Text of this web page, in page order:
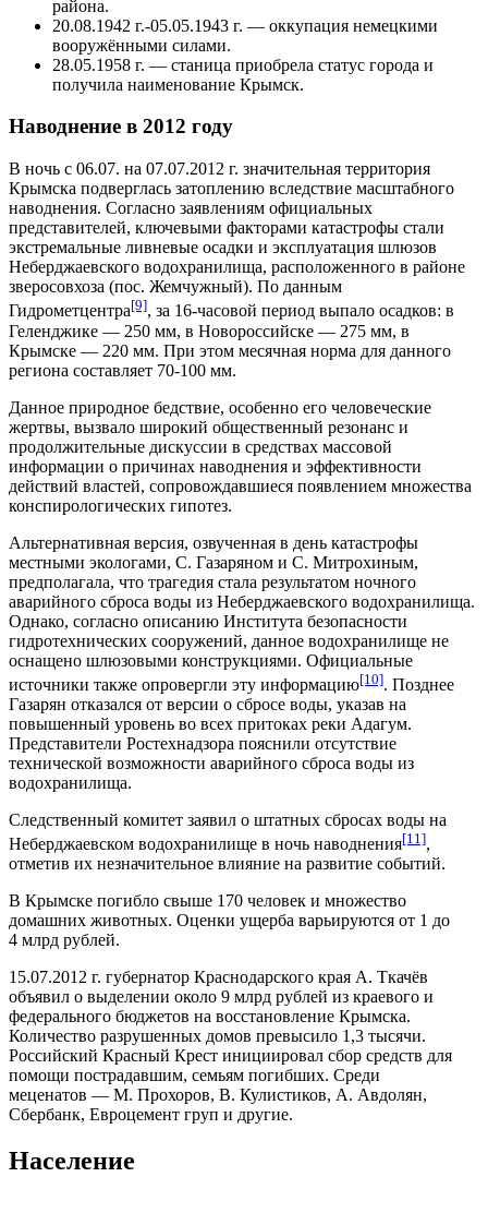
района.
20.08.1942 г.-05.05.1943 г. — оккупация немецкими
вооружёнными силами.
28.05.1958 г. — станица приобрела статус города и
получила наименование Крымск.
Наводнение в 2012 году
В ночь с 06.07. на 07.07.2012 г. значительная территория
Крымска подверглась затоплению вследствие масштабного
наводнения. Согласно заявлениям официальных
представителей, ключевыми факторами катастрофы стали
экстремальные ливневые осадки и эксплуатация шлюзов
Неберджаевского водохранилища, расположенного в районе
зверосовхоза (пос. Жемчужный). По данным
Гидрометцентра[9], за 16-часовой период выпало осадков: в
Геленджике — 250 мм, в Новороссийске — 275 мм, в
Крымске — 220 мм. При этом месячная норма для данного
региона составляет 70-100 мм.
Данное природное бедствие, особенно его человеческие
жертвы, вызвало широкий общественный резонанс и
продолжительные дискуссии в средствах массовой
информации о причинах наводнения и эффективности
действий властей, сопровождавшиеся появлением множества
конспирологических гипотез.
Альтернативная версия, озвученная в день катастрофы
местными экологами, С. Газаряном и С. Митрохиным,
предполагала, что трагедия стала результатом ночного
аварийного сброса воды из Неберджаевского водохранилища.
Однако, согласно описанию Института безопасности
гидротехнических сооружений, данное водохранилище не
оснащено шлюзовыми конструкциями. Официальные
источники также опровергли эту информацию[10]. Позднее
Газарян отказался от версии о сбросе воды, указав на
повышенный уровень во всех притоках реки Адагум.
Представители Ростехнадзора пояснили отсутствие
технической возможности аварийного сброса воды из
водохранилища.
Следственный комитет заявил о штатных сбросах воды на
Неберджаевском водохранилище в ночь наводнения[11],
отметив их незначительное влияние на развитие событий.
В Крымске погибло свыше 170 человек и множество
домашних животных. Оценки ущерба варьируются от 1 до
4 млрд рублей.
15.07.2012 г. губернатор Краснодарского края А. Ткачёв
объявил о выделении около 9 млрд рублей из краевого и
федерального бюджетов на восстановление Крымска.
Количество разрушенных домов превысило 1,3 тысячи.
Российский Красный Крест инициировал сбор средств для
помощи пострадавшим, семьям погибших. Среди
меценатов — М. Прохоров, В. Кулистиков, А. Авдолян,
Сбербанк, Евроцемент груп и другие.
Население